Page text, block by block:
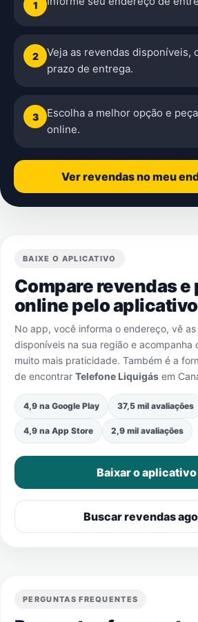
1
2
Veja as revendas disponíveis,
prazo de entrega.
3
Escolha a melhor opção e
online.
Ver revendas no meu
BAIXE O APLICATIVO
Compare revendas e
online pelo aplicativo
No app, você informa o endereço, vê
disponíveis na sua região e acompanha
muito mais praticidade. Também é a
de encontrar Telefone Liquigás em
4,9 na Google Play 37,5 mil avaliações
4,9 na App Store 2,9 mil avaliações
Baixar o aplicativo
Buscar revendas
PERGUNTAS FREQUENTES